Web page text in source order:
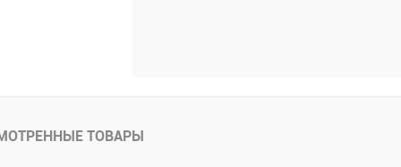
ТОВАРЫ